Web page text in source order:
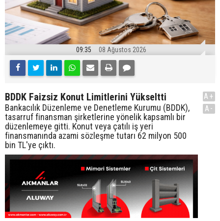
09:35 08 Ağustos 2026
BDDK Faizsiz Konut Limitlerini Yükseltti
Bankacılık Düzenleme ve Denetleme Kurumu (BDDK),
tasarruf finansman şirketlerine yönelik kapsamlı bir
düzenlemeye gitti. Konut veya çatılı iş yeri
finansmanında azami sözleşme tutarı 62 milyon 500
bin TL'ye çıktı.
A+
A-